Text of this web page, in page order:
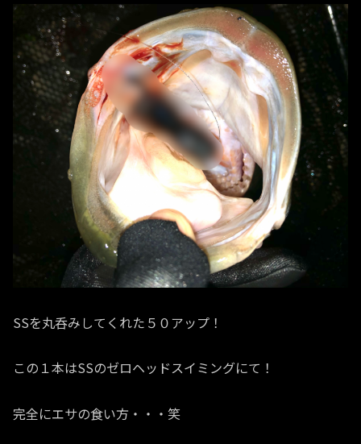
SSを丸呑みしてくれた５０アップ！
この１本はSSのゼロヘッドスイミングにて！
完全にエサの食い方・・・笑